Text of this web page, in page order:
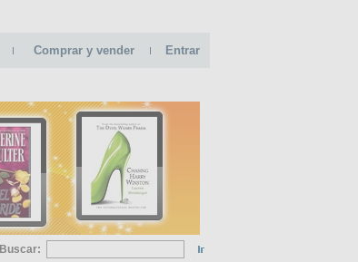
Comprar y vender Entrar
Buscar: